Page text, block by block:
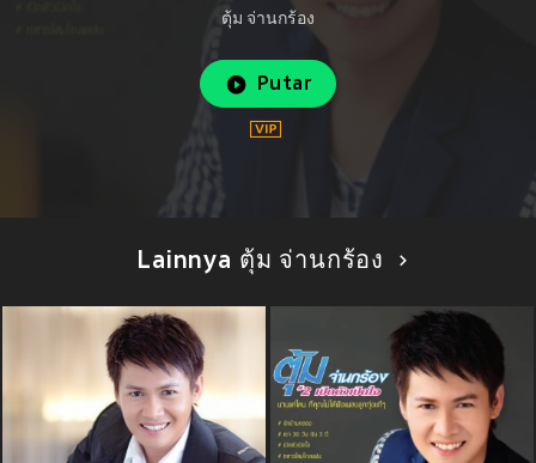
ตุ้ม จ่านกร้อง
Putar
Lainnya ตุ้ม จ่านกร้อง